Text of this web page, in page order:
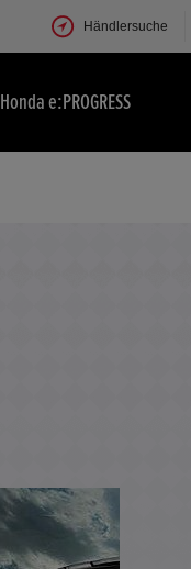
Händlersuche
Honda e:PROGRESS